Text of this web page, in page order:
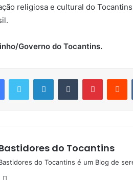
religiosa e cultural do
Governo do Tocantins.
do Tocantins
do Tocantins é um Blog de